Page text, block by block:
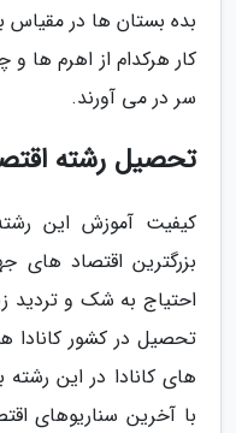
بده بستان ها در مقیاس
کار هرکدام از اهرم ها
سر در می آورند.
تحصیل رشته
کیفیت آموزش این
بزرگترین اقتصاد های
احتیاج به شک و تردید
تحصیل در کشور کانادا
های کانادا در این
با آخرین سناریوهای